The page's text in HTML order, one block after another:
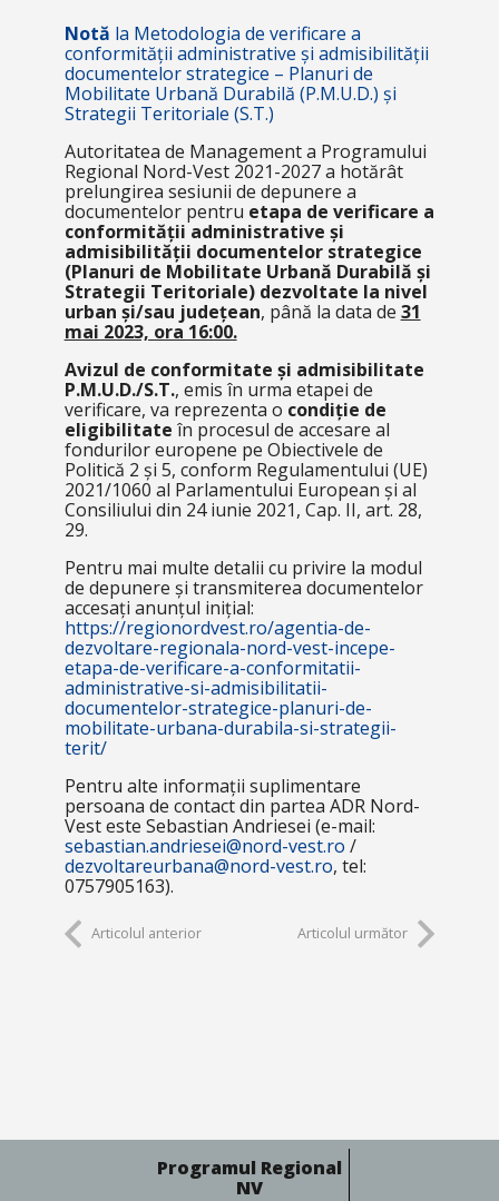
Notă la Metodologia de verificare a
conformității administrative și admisibilității
documentelor strategice – Planuri de
Mobilitate Urbană Durabilă (P.M.U.D.) și
Strategii Teritoriale (S.T.)
Autoritatea de Management a Programului
Regional Nord-Vest 2021-2027 a hotărât
prelungirea sesiunii de depunere a
documentelor pentru etapa de verificare a
conformității administrative și
admisibilității documentelor strategice
(Planuri de Mobilitate Urbană Durabilă și
Strategii Teritoriale) dezvoltate la nivel
urban și/sau județean, până la data de 31
mai 2023, ora 16:00.
Avizul de conformitate și admisibilitate
P.M.U.D./S.T., emis în urma etapei de
verificare, va reprezenta o condiție de
eligibilitate în procesul de accesare al
fondurilor europene pe Obiectivele de
Politică 2 și 5, conform Regulamentului (UE)
2021/1060 al Parlamentului European și al
Consiliului din 24 iunie 2021, Cap. II, art. 28,
29.
Pentru mai multe detalii cu privire la modul
de depunere și transmiterea documentelor
accesați anunțul inițial:
https://regionordvest.ro/agentia-de-
dezvoltare-regionala-nord-vest-incepe-
etapa-de-verificare-a-conformitatii-
administrative-si-admisibilitatii-
documentelor-strategice-planuri-de-
mobilitate-urbana-durabila-si-strategii-
terit/
Pentru alte informații suplimentare
persoana de contact din partea ADR Nord-
Vest este Sebastian Andriesei (e-mail:
sebastian.andriesei@nord-vest.ro /
dezvoltareurbana@nord-vest.ro, tel:
0757905163).
Articolul anterior Articolul următor
Programul Regional
NV